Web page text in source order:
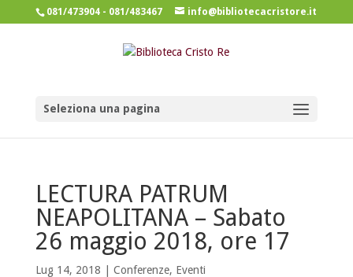
081/473904 - 081/483467 info@bibliotecacristore.it
Seleziona una pagina
LECTURA PATRUM
NEAPOLITANA – Sabato
26 maggio 2018, ore 17
Lug 14, 2018 | Conferenze, Eventi